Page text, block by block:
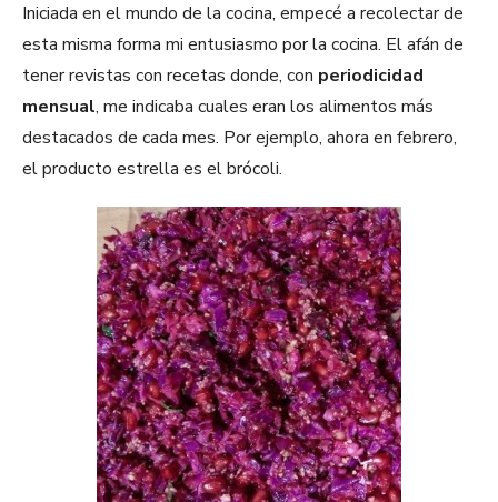
Iniciada en el mundo de la cocina, empecé a recolectar de
esta misma forma mi entusiasmo por la cocina. El afán de
tener revistas con recetas donde, con periodicidad
mensual, me indicaba cuales eran los alimentos más
destacados de cada mes. Por ejemplo, ahora en febrero,
el producto estrella es el brócoli.